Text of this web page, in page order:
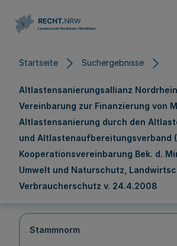
Startseite Suchergebnisse
Altlastensanierungsallianz
Vereinbarung zur Finanzierung von
Altlastensanierung durch den
und Altlastenaufbereitungsverband
Kooperationsvereinbarung Bek. d.
Umwelt und Naturschutz,
Verbraucherschutz v. 24.4.2008
Stammnorm